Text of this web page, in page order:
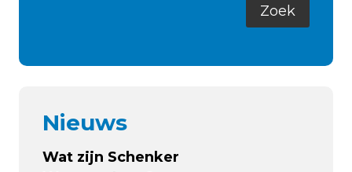
Nieuws
Wat zijn Schenker